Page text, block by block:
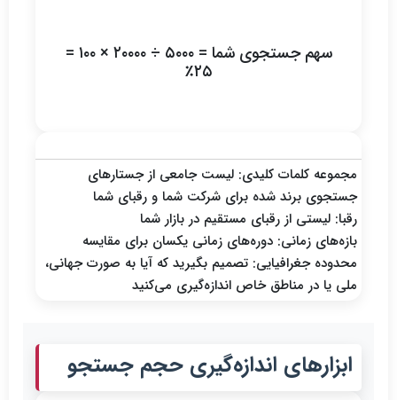
سهم جستجوی شما = ۵۰۰۰ ÷ ۲۰۰۰۰ × ۱۰۰ =
۲۵٪
مجموعه کلمات کلیدی: لیست جامعی از جستارهای
جستجوی برند شده برای شرکت شما و رقبای شما
رقبا: لیستی از رقبای مستقیم در بازار شما
بازه‌های زمانی: دوره‌های زمانی یکسان برای مقایسه
محدوده جغرافیایی: تصمیم بگیرید که آیا به صورت جهانی،
ملی یا در مناطق خاص اندازه‌گیری می‌کنید
ابزارهای اندازه‌گیری حجم جستجو